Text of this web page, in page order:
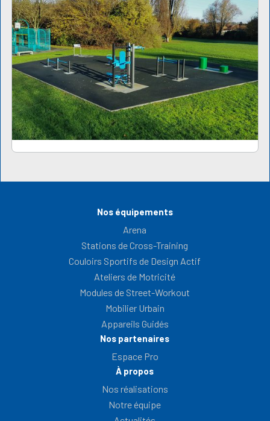
Nos équipements
Arena
Stations de Cross-Training
Couloirs Sportifs de Design Actif
Ateliers de Motricité
Modules de Street-Workout
Mobilier Urbain
Appareils Guidés
Nos partenaires
Espace Pro
À propos
Nos réalisations
Notre équipe